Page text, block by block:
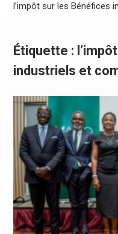
l’impôt sur les Bénéfices
Étiquette :
industriels et